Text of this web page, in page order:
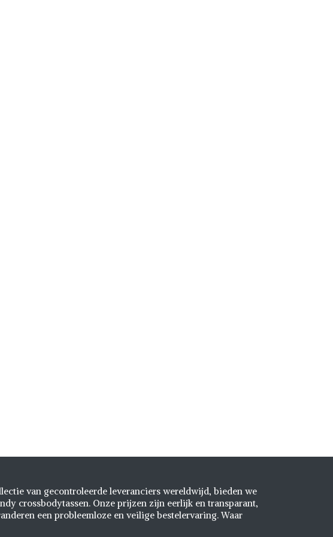
van gecontroleerde leveranciers wereldwijd, bieden we
crossbodytassen. Onze prijzen zijn eerlijk en transparant,
een probleemloze en veilige bestelervaring. Waar